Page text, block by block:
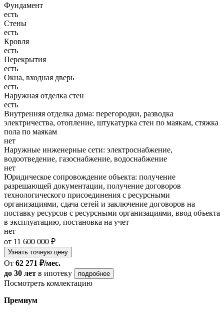
Фундамент
есть
Стены
есть
Кровля
есть
Перекрытия
есть
Окна, входная дверь
есть
Наружная отделка стен
есть
Внутренняя отделка дома: перегородки, разводка
электричества, отопление, штукатурка стен по маякам, стяжка
пола по маякам
нет
Наружные инженерные сети: электроснабжение,
водоотведение, газоснабжение, водоснабжение
нет
Юридическое сопровождение объекта: получение
разрешающей документации, получение договоров
технологического присоединения с ресурсными
организациями, сдача сетей и заключение договоров на
поставку ресурсов с ресурсными организациями, ввод объекта
в эксплуатацию, постановка на учет
нет
от 11 600 000 ₽
Узнать точную цену
От 62 271 ₽/мес.
до 30 лет в ипотеку подробнее
Посмотреть комлектацию
Премиум